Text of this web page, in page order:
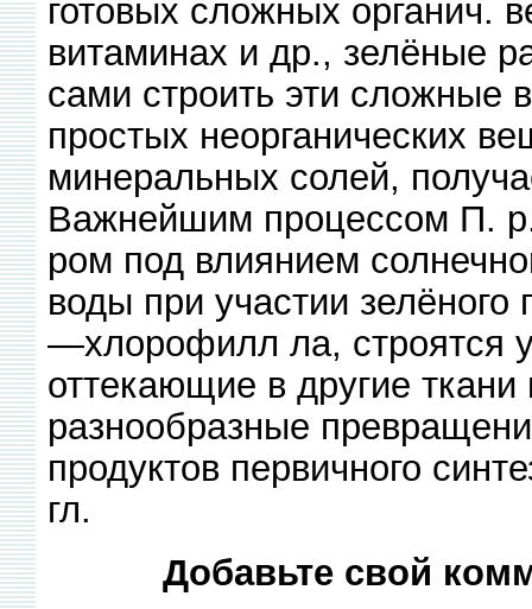
готовых сложных органич.
витаминах и др., зелёные
сами строить эти сложные
простых неорганических
минеральных солей,
Важнейшим процессом П.
ром под влиянием
воды при участии зелёного
—хлорофилл ла, строятся
оттекающие в другие
разнообразные
продуктов первичного
гл.
Добавьте свой